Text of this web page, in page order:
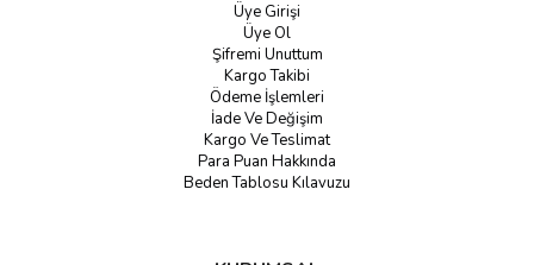
Üye Girişi
Üye Ol
Şifremi Unuttum
Kargo Takibi
Ödeme İşlemleri
İade Ve Değişim
Kargo Ve Teslimat
Para Puan Hakkında
Beden Tablosu Kılavuzu